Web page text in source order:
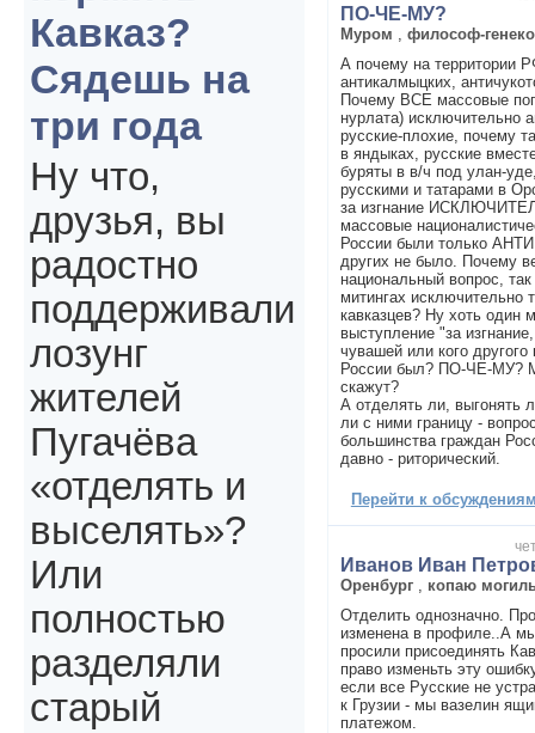
ПО-ЧЕ-МУ?
Муром
философ-
А почему на территории
антикалмыцких,
Почему ВСЕ массовые
нурлата) исключительно
русские-плохие, почему
в яндыках, русские
буряты в в/ч под улан-
русскими и татарами в
за изгнание
массовые
России были только
других не было. Почему
национальный вопрос,
митингах исключительно
кавказцев? Ну хоть один
выступление "за
чувашей или кого другого
России был? ПО-ЧЕ-МУ?
скажут?
А отделять ли, выгонять
ли с ними границу -
большинства граждан
давно - риторический.
Перейти к
Иванов Иван
Оренбург
копаю
Отделить однозначно.
изменена в профиле..А
просили присоединять
право изменьть эту
если все Русские не
к Грузии - мы вазелин
платежом.
Кавказ?
Сядешь на
три года
Ну что,
друзья, вы
радостно
поддерживали
лозунг
жителей
Пугачёва
«отделять и
выселять»?
Или
полностью
разделяли
старый